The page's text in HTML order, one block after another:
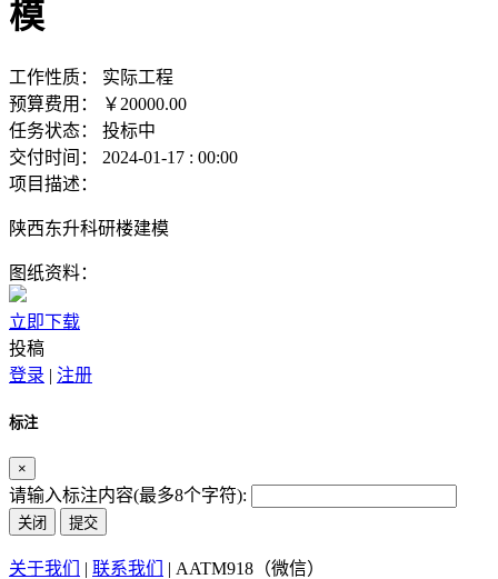
模
工作性质：
实际工程
预算费用：
￥20000.00
任务状态：
投标中
交付时间：
2024-01-17 : 00:00
项目描述：
陕西东升科研楼建模
图纸资料：
立即下载
投稿
登录 | 注册
标注
×
请输入标注内容(最多8个字符):
关闭 提交
关于我们 | 联系我们 | AATM918（微信）